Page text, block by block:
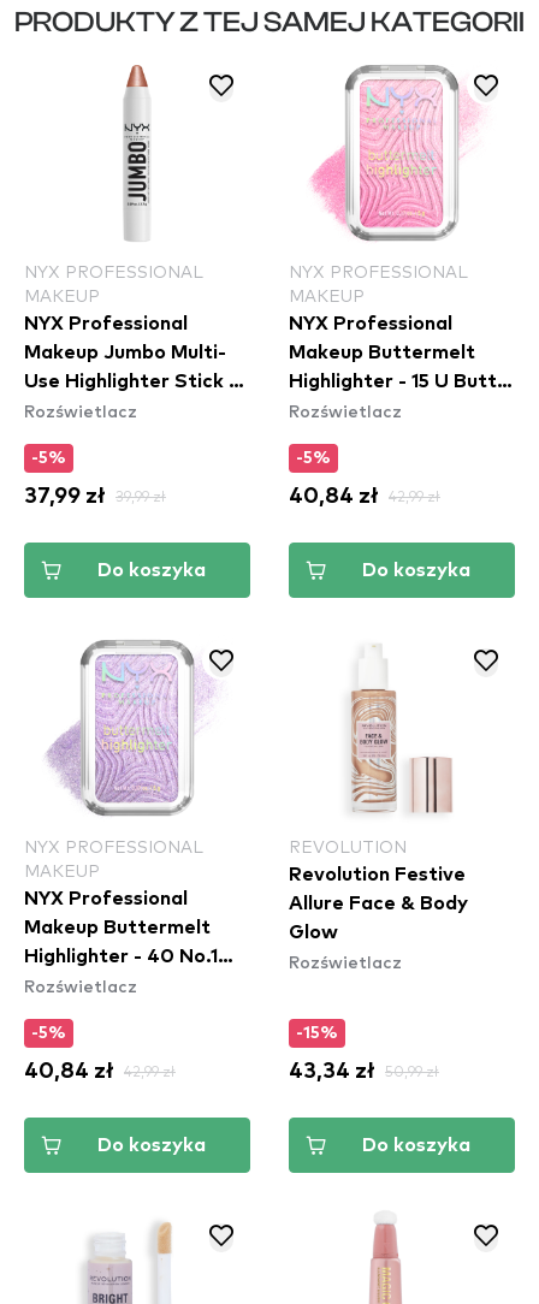
PRODUKTY Z TEJ SAMEJ KATEGORII
NYX PROFESSIONAL
MAKEUP
NYX Professional
Makeup Jumbo Multi-
Use Highlighter Stick -
Coconut Cake (JHS01)
Rozświetlacz
-5%
37,99 zł 39,99 zł
Do koszyka
NYX PROFESSIONAL
MAKEUP
NYX Professional
Makeup Buttermelt
Highlighter - 15 U Butta
Werk
Rozświetlacz
-5%
40,84 zł 42,99 zł
Do koszyka
NYX PROFESSIONAL
MAKEUP
NYX Professional
Makeup Buttermelt
Highlighter - 40 No.1
Butta
Rozświetlacz
-5%
40,84 zł 42,99 zł
Do koszyka
REVOLUTION
Revolution Festive
Allure Face & Body
Glow
Rozświetlacz
-15%
43,34 zł 50,99 zł
Do koszyka